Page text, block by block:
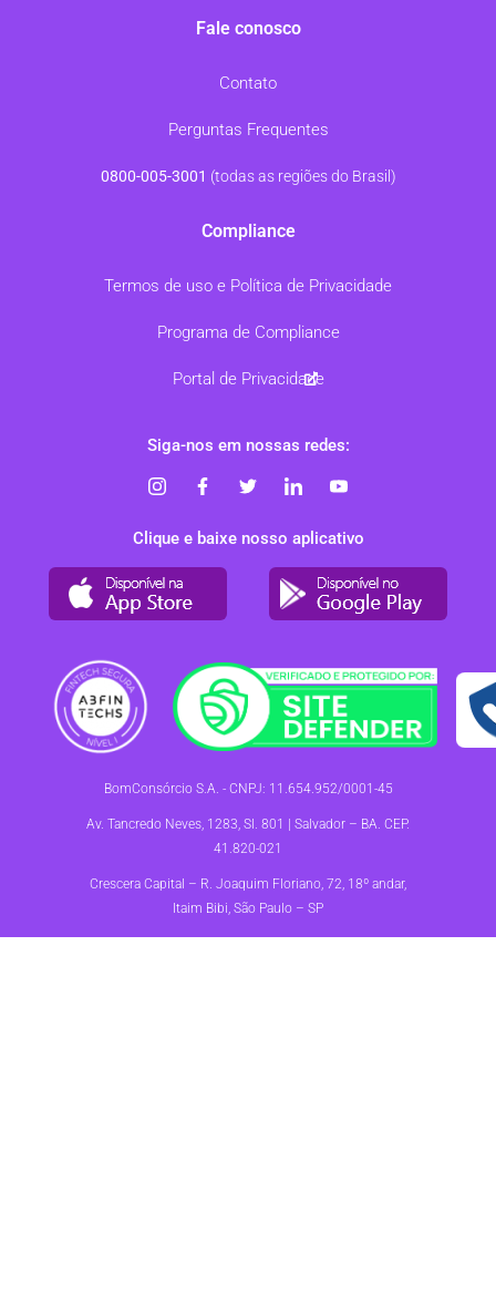
Fale conosco
Contato
Perguntas Frequentes
0800-005-3001 (todas as regiões do Brasil)
Compliance
Termos de uso e Política de Privacidade
Programa de Compliance
Portal de Privacidade
Siga-nos em nossas redes:
Clique e baixe nosso aplicativo
BomConsórcio S.A. - CNPJ: 11.654.952/0001-45
Av. Tancredo Neves, 1283, Sl. 801 | Salvador – BA. CEP.
41.820-021
Crescera Capital – R. Joaquim Floriano, 72, 18º andar,
Itaim Bibi, São Paulo – SP